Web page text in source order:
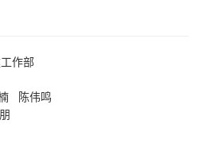
作部
陈伟鸣